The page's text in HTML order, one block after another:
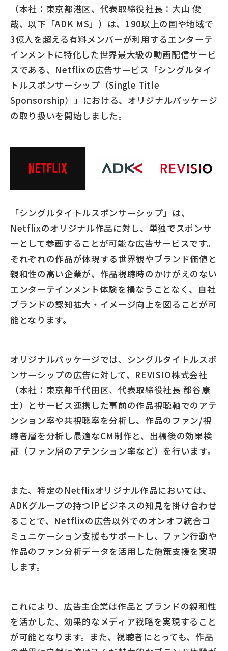
（本社：東京都港区、代表取締役社長：大山 俊
哉、以下「ADK MS」）は、190以上の国や地域で
3億人を超える有料メンバーが利用するエンターテ
インメントに特化した世界最大級の動画配信サービ
スである、Netflixの広告サービス「シングルタイ
トルスポンサーシップ（Single Title
Sponsorship）」における、オリジナルパッケージ
の取り扱いを開始しました。
「シングルタイトルスポンサーシップ」は、
Netflixのオリジナル作品に対し、単独でスポンサ
ーとして参画することが可能な広告サービスです。
それぞれの作品が体現する世界観やブランド価値と
親和性の高い企業が、作品視聴時のかけがえのない
エンターテインメント体験を損なうことなく、自社
ブランドの認知拡大・イメージ向上を図ることが可
能となります。
オリジナルパッケージでは、シングルタイトルスポ
ンサーシップの広告に対して、REVISIO株式会社
（本社：東京都千代田区、代表取締役社長 郡谷康
士）とサービス連携した事前の作品視聴軸でのアテ
ンション率や共視聴率を分析し、作品のファン/視
聴者層を分析し最適なCM制作と、出稿後の効果検
証（ファン層のアテンション率など）を行います。
また、特定のNetflixオリジナル作品においては、
ADKグループの持つIPビジネスの知見を掛け合わせ
ることで、Netflixの広告以外でのオンオフ統合コ
ミュニケーション支援もサポートし、ファン行動や
作品のファン分析データを活用した施策支援を実現
します。
これにより、広告主企業は作品とブランドの親和性
を活かした、効果的なメディア戦略を実現すること
が可能となります。また、視聴者にとっても、作品